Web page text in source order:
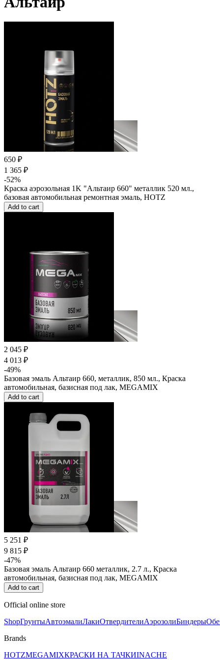
650 ₽
1 365 ₽
-52%
Краска аэрозольная 1K "Альтаир 660" металлик 520 мл.,
базовая автомобильная ремонтная эмаль, HOTZ
Add to cart
2 045 ₽
4 013 ₽
-49%
Базовая эмаль Альтаир 660, металлик, 850 мл., Краска
автомобильная, базисная под лак, MEGAMIX
Add to cart
5 251 ₽
9 815 ₽
-47%
Базовая эмаль Альтаир 660 металлик, 2.7 л., Краска
автомобильная, базисная под лак, MEGAMIX
Add to cart
Official online store
ShopГрунтыАвтоэмалиЛакиОтвердителиАэрозолиБиндеры
Brands
HOTZMEGAMIXКРАСКИ НА ТАЧКИINACHE